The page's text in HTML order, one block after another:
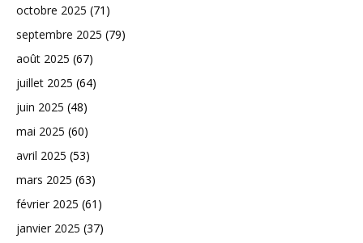
octobre 2025 (71)
septembre 2025 (79)
août 2025 (67)
juillet 2025 (64)
juin 2025 (48)
mai 2025 (60)
avril 2025 (53)
mars 2025 (63)
février 2025 (61)
janvier 2025 (37)